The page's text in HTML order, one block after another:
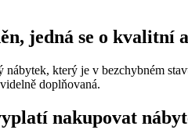
jedná se o kvalitní
který je v bezchybném
doplňovaná.
nakupovat